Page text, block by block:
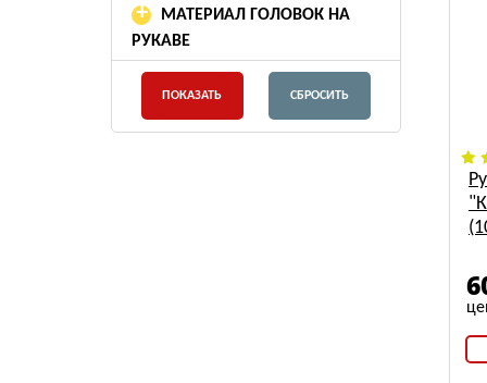
+
МАТЕРИАЛ ГОЛОВОК НА
РУКАВЕ